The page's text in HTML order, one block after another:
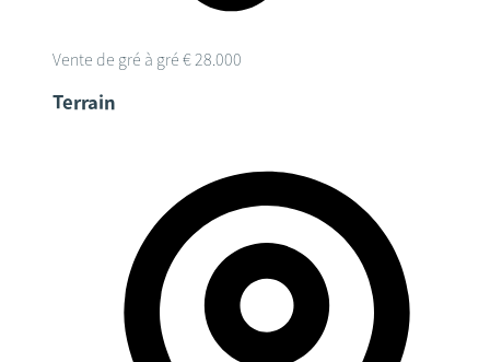
Vente de gré à gré € 28.000
Terrain